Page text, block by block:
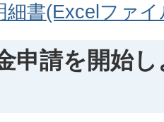
細書(Excelファ
申請を開始